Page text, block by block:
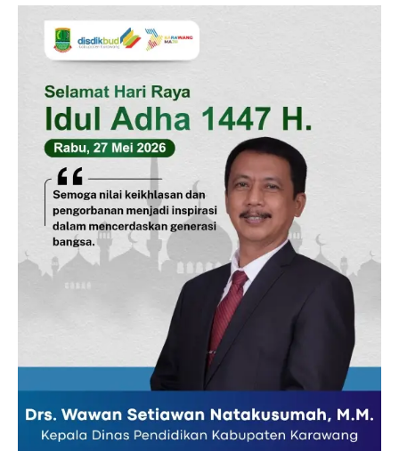
SUBSCRIBE NOW
Company
Disclaimer
Pedoman Media Siber
Tentang Kami
Indeks Berita